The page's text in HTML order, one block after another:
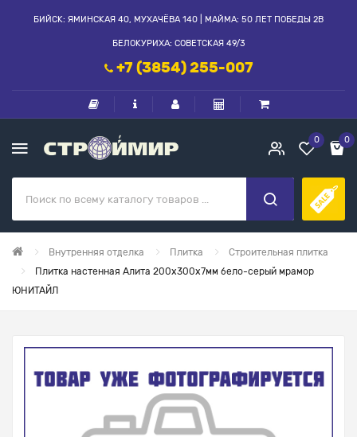
БИЙСК: ЯМИНСКАЯ 40, МУХАЧЁВА 140 | МАЙМА: 50 ЛЕТ ПОБЕДЫ 2В
БЕЛОКУРИХА: СОВЕТСКАЯ 49/3
+7 (3854) 255-007
0 0
Внутренняя отделка Плитка
Строительная плитка
Плитка настенная Алита 200х300х7мм бело-серый мрамор
ЮНИТАЙЛ